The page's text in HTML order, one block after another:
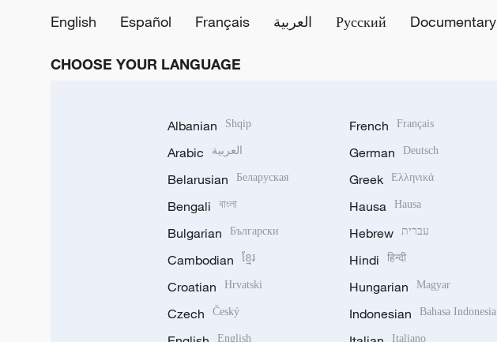
English
Español Français العربية Русский Documentary
CHOOSE YOUR LANGUAGE
Albanian Shqip
Arabic العربية
Belarusian Беларуская
Bengali বাংলা
Bulgarian Български
Cambodian ខ្មែរ
Croatian Hrvatski
Czech Český
English
French Français
German Deutsch
Greek Ελληνικά
Hausa Hausa
Hebrew עברית
Hindi हिन्दी
Hungarian Magyar
Indonesian Bahasa Indonesia
Italiano